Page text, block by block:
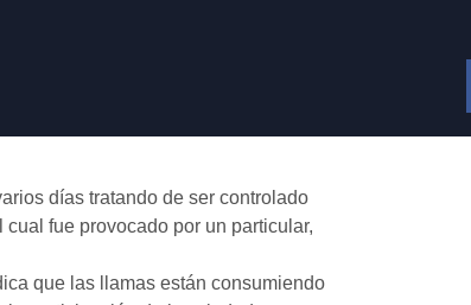
días tratando de ser controlado
fue provocado por un particular,
que las llamas están consumiendo